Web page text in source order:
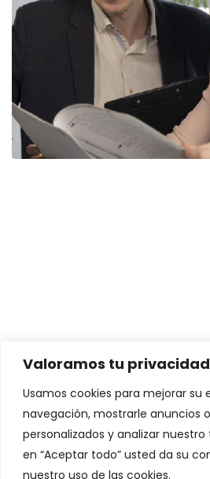
Valoramos tu privacidad
Usamos cookies para mejorar su
navegación, mostrarle anuncios
personalizados y analizar
en “Aceptar todo” usted da su
nuestro uso de las cookies.
Asesoramiento